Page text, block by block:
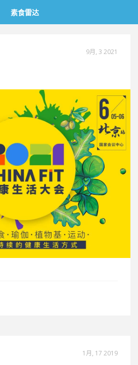
素食雷达
9月, 3 2021
1月, 17 2019